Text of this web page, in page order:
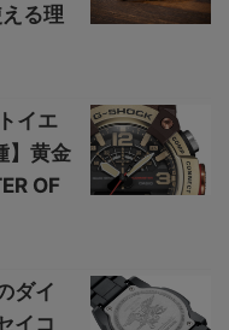
る理
イエ
】黄金
OF
ダイ
イコ